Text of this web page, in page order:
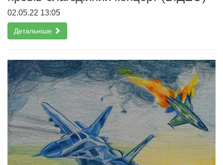
02.05.22 13:05
Детальніше